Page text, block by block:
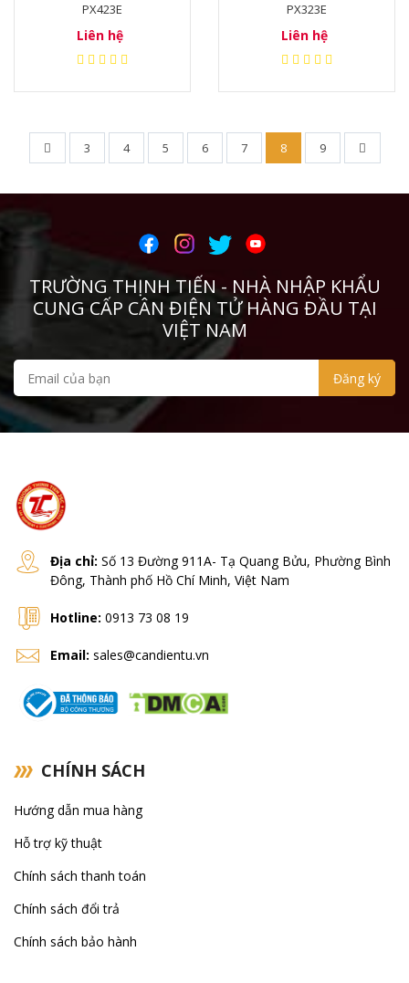
PX423E
Liên hệ
PX323E
Liên hệ
3 4 5 6 7 8 9
TRƯỜNG THỊNH TIẾN - NHÀ NHẬP KHẨU
CUNG CẤP CÂN ĐIỆN TỬ HÀNG ĐẦU TẠI
VIỆT NAM
Địa chỉ: Số 13 Đường 911A- Tạ Quang Bửu, Phường Bình
Đông, Thành phố Hồ Chí Minh, Việt Nam
Hotline: 0913 73 08 19
Email: sales@candientu.vn
CHÍNH SÁCH
Hướng dẫn mua hàng
Hỗ trợ kỹ thuật
Chính sách thanh toán
Chính sách đổi trả
Chính sách bảo hành